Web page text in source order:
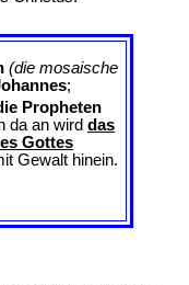
(die mosaische
;
Propheten
da an wird das
Gottes
Gewalt hinein.